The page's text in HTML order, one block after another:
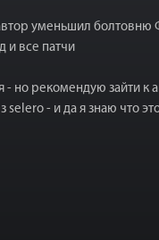
уменьшил болтовню
и все патчи
но рекомендую зайти к
selero - и да я знаю что